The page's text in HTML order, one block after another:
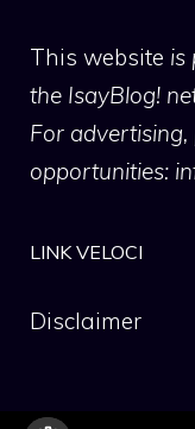
This website is
the IsayBlog!
For
opportunities:
LINK VELOCI
Disclaimer